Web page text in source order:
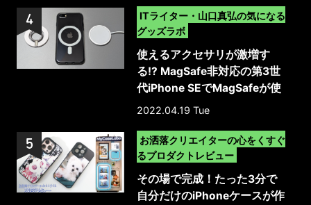
ITライター・山口真弘の気になる
グッズラボ
使えるアクセサリが激増す
る!? MagSafe非対応の第3世
代iPhone SEでMagSafeが使
える保護ケース
2022.04.19 Tue
お洒落クリエイターの心をくすぐ
るプロダクトレビュー
その場で完成！たった3分で
自分だけのiPhoneケースが作